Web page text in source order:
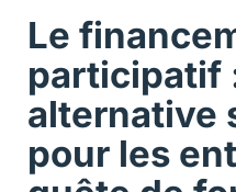
Le
participatif
alternative
pour les